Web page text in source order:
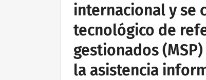
internacional y se
tecnológico de
gestionados
la asistencia